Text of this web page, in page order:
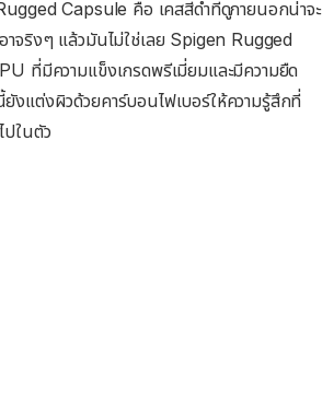
Capsule คือ เคสสีดำที่ดูภายนอกน่าจะ
าจริงๆ แล้วมันไม่ใช่เลย Spigen Rugged
ที่มีความแข็งเกรดพรีเมี่ยมและมีความยืด
งแต่งผิวด้วยคาร์บอนไฟเบอร์ให้ความรู้สึกที่
ปในตัว